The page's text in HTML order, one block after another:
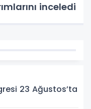
inceledi
23 Ağustos’ta